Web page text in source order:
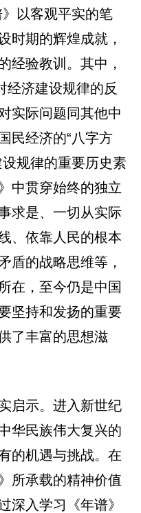
以客观平实的笔
时期的辉煌成就，
经验教训。其中，
经济建设规律的反
实际问题同其他中
民经济的“八字方
规律的重要历史素
中贯穿始终的独立
求是、一切从实际
、依靠人民的根本
盾的战略思维等，
在，至今仍是中国
坚持和发扬的重要
了丰富的思想滋
启示。进入新世纪
华民族伟大复兴的
的机遇与挑战。在
所承载的精神价值
深入学习《年谱》